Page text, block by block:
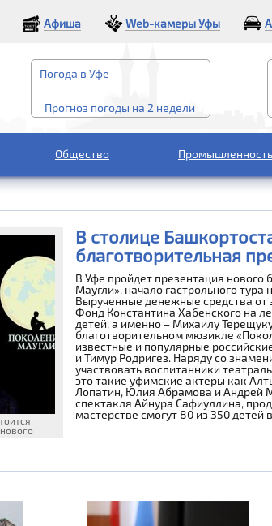
Афиша Web-камеры Уфы
Погода в Уфе
Прогноз погоды на 2 недели
Общество Промышленность
В столице
благотворительная
В Уфе пройдет презентация нового
Маугли», начало гастрольного тура
Вырученные денежные средства от
Фонд Константина Хабенского на
детей, а именно – Михаилу
благотворительном мюзикле
известные и популярные
и Тимур Родригез. Наряду со
участвовать воспитанники
это такие уфимские актеры как
Лопатин, Юлия Абрамова и Андрей
спектакля Айнура Сафиуллина,
мастерстве смогут 80 из 350 детей